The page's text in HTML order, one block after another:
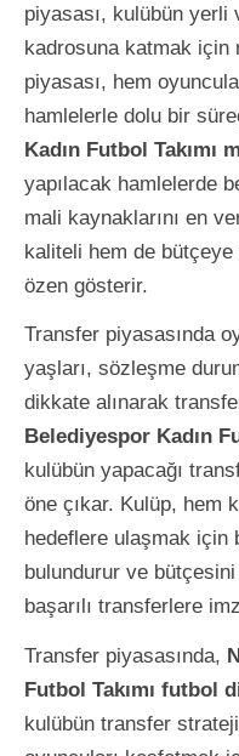
piyasası, kulübün yerli
kadrosuna katmak için
piyasası, hem
hamlelerle dolu bir
Kadın Futbol Takımı
yapılacak hamlelerde
mali kaynaklarını en
kaliteli hem de
özen gösterir.
Transfer piyasasında
yaşları, sözleşme
dikkate alınarak
Belediyespor Kadın
kulübün yapacağı
öne çıkar. Kulüp, hem
hedeflere ulaşmak için
bulundurur ve
başarılı transferlere
Transfer piyasasında,
Futbol Takımı futbol
kulübün transfer